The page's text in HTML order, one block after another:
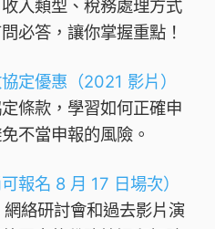
入類型、稅務處理方式
必答，讓你掌握重點！
定優惠（2021 影片）
條款，學習如何正確申
不當申報的風險。
報名 8 月 17 日場次）
絡研討會和過去影片演